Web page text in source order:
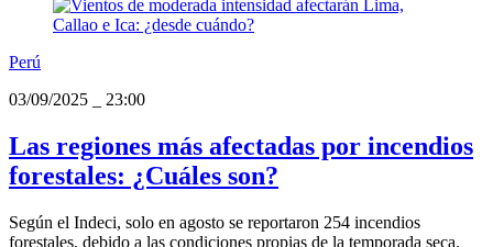
Perú
03/09/2025
23:00
Las regiones más afectadas por incendios
forestales: ¿Cuáles son?
Según el Indeci, solo en agosto se reportaron 254 incendios
forestales, debido a las condiciones propias de la temporada seca.